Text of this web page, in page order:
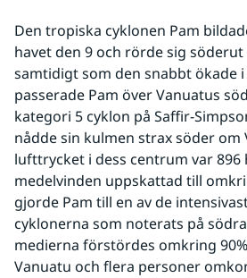
Den tropiska cyklonen Pam
havet den 9 och rörde sig
samtidigt som den snabbt ökade i
passerade Pam över Vanuatus
kategori 5 cyklon på Saffir-
nådde sin kulmen strax söder om
lufttrycket i dess centrum var 896
medelvinden uppskattad till
gjorde Pam till en av de
cyklonerna som noterats på
medierna förstördes omkring
Vanuatu och flera personer